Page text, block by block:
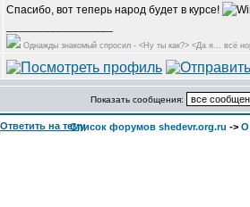
Спасибо, вот теперь народ будет в курсе!
Однажды знакомый спросил - <Ну ты как?> <Да я... всё
Показать сообщения:
Список форумов shedevr.org.ru -> О